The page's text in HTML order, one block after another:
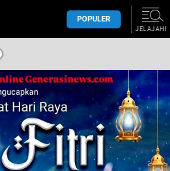
POPULER
JELAJAHI